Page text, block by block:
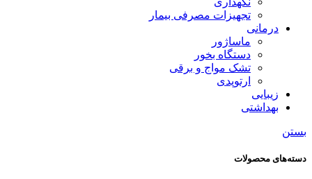
تجهیزات مصرفی بیمار
درمانی
ماساژور
دستگاه بخور
تشک مواج و برقی
ارتوپدی
زیبایی
بهداشتی
بستن
دسته‌های محصولات